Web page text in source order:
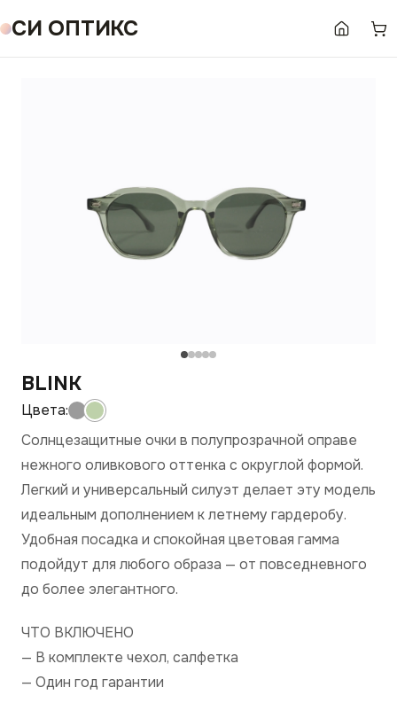
СИ ОПТИКС
BLINK
Солнцезащитные очки в полупрозрачной оправе
нежного оливкового оттенка с округлой формой.
Легкий и универсальный силуэт делает эту модель
идеальным дополнением к летнему гардеробу.
Удобная посадка и спокойная цветовая гамма
подойдут для любого образа — от повседневного
до более элегантного.
ЧТО ВКЛЮЧЕНО
— В комплекте чехол, салфетка
— Один год гарантии